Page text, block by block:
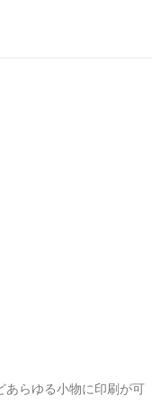
あらゆる小物に印刷が可